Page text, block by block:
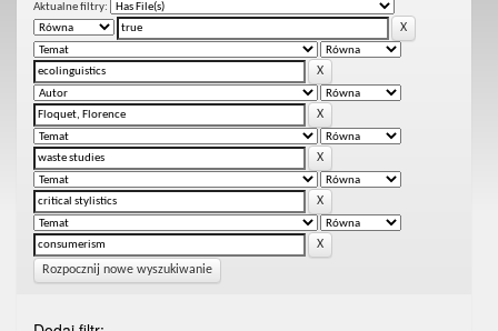
Aktualne filtry:
Rozpocznij nowe wyszukiwanie